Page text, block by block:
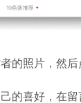
的照片，然
的喜好，在